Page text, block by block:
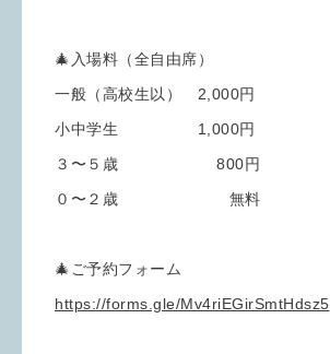
🎄入場料（全自由席）
一般（高校生以） 2,000円
小中学生 1,000円
３〜５歳 800円
０〜２歳 無料
🎄ご予約フォーム
https://forms.gle/Mv4riEGirSmtHdsz5